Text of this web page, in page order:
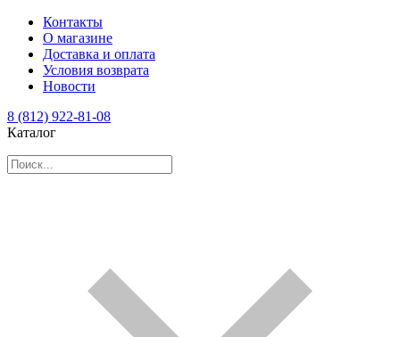
Контакты
О магазине
Доставка и оплата
Условия возврата
Новости
8 (812) 922-81-08
Каталог